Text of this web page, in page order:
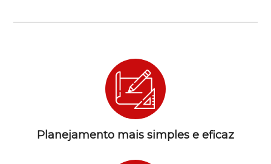
Planejamento mais simples e eficaz